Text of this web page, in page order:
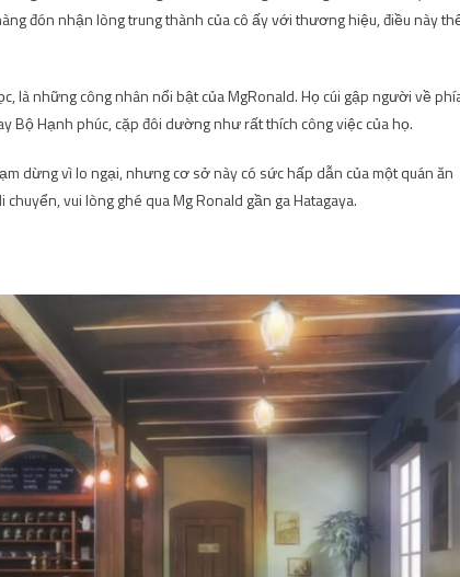
đón nhận lòng trung thành của cô ấy với thương hiệu, điều này
là những công nhân nổi bật của MgRonald. Họ cúi gập người về
Bộ Hạnh phúc, cặp đôi dường như rất thích công việc của họ.
dừng vì lo ngại, nhưng cơ sở này có sức hấp dẫn của một quán ăn
vui lòng ghé qua Mg Ronald gần ga Hatagaya.